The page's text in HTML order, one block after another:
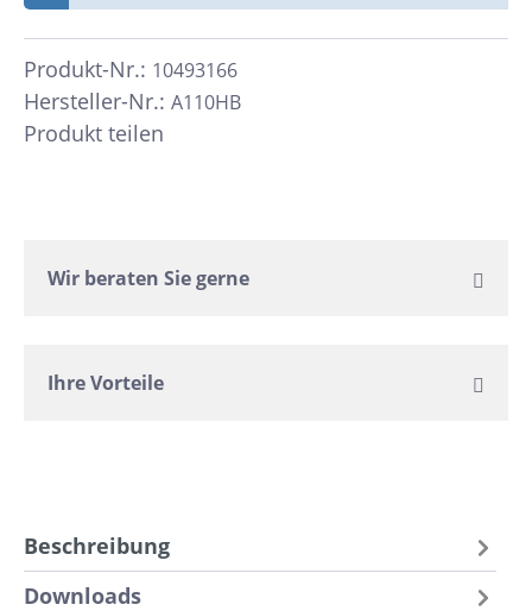
Hersteller-Nr.: A110HB
Produkt-Nr.: 10493166
Produkt teilen
Wir beraten Sie gerne
Ihre Vorteile
Beschreibung
Downloads